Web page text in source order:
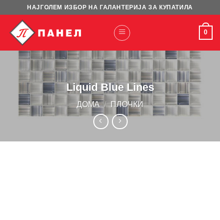
content
НАЈГОЛЕМ ИЗБОР НА ГАЛАНТЕРИЈА ЗА КУПАТИЛА
0
Liquid Blue Lines
ДОМА / ПЛОЧКИ